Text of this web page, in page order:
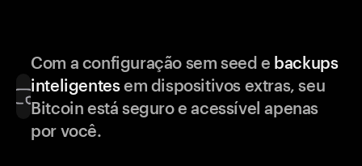
Com a configuração sem seed e backups
inteligentesem dispositivos extras, seu
Bitcoin está seguro e acessível apenas
por você.